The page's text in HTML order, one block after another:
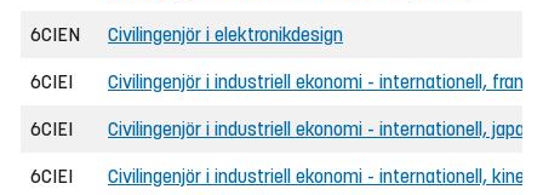
6CIEN Civilingenjör i elektronikdesign
6CIEI Civilingenjör i industriell ekonomi - internationell,
6CIEI Civilingenjör i industriell ekonomi - internationell,
6CIEI Civilingenjör i industriell ekonomi - internationell,